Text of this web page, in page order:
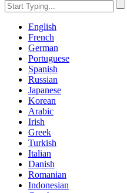
English
French
German
Portuguese
Spanish
Russian
Japanese
Korean
Arabic
Irish
Greek
Turkish
Italian
Danish
Romanian
Indonesian